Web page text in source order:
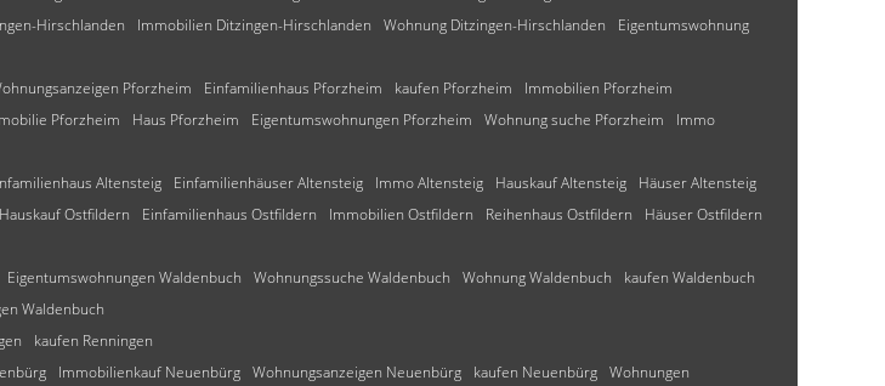
Hirschlanden Immobilien Ditzingen-Hirschlanden Wohnung Ditzingen-Hirschlanden
Eigentumswohnung
Pforzheim Einfamilienhaus Pforzheim kaufen Pforzheim
Immobilien Pforzheim
Pforzheim Haus Pforzheim Eigentumswohnungen Pforzheim Wohnung suche Pforzheim
Immo
Altensteig Einfamilienhäuser Altensteig Immo Altensteig Hauskauf Altensteig
Häuser Altensteig
Hauskauf Ostfildern Einfamilienhaus Ostfildern Immobilien Ostfildern Reihenhaus Ostfildern
Häuser Ostfildern
Eigentumswohnungen Waldenbuch Wohnungssuche Waldenbuch Wohnung Waldenbuch
kaufen Waldenbuch
Waldenbuch
kaufen Renningen
Immobilienkauf Neuenbürg Wohnungsanzeigen Neuenbürg kaufen Neuenbürg Wohnungen